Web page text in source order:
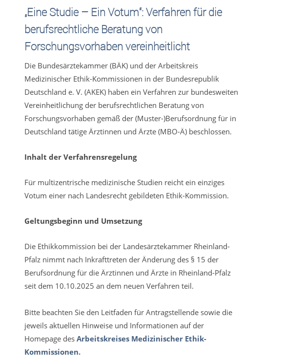
„Eine Studie – Ein Votum“: Verfahren für die
berufsrechtliche Beratung von
Forschungsvorhaben vereinheitlicht
Die Bundesärztekammer (BÄK) und der Arbeitskreis
Medizinischer Ethik-Kommissionen in der Bundesrepublik
Deutschland e. V. (AKEK) haben ein Verfahren zur bundesweiten
Vereinheitlichung der berufsrechtlichen Beratung von
Forschungsvorhaben gemäß der (Muster-)Berufsordnung für in
Deutschland tätige Ärztinnen und Ärzte (MBO-Ä) beschlossen.
Inhalt der Verfahrensregelung
Für multizentrische medizinische Studien reicht ein einziges
Votum einer nach Landesrecht gebildeten Ethik-Kommission.
Geltungsbeginn und Umsetzung
Die Ethikkommission bei der Landesärztekammer Rheinland-
Pfalz nimmt nach Inkrafttreten der Änderung des § 15 der
Berufsordnung für die Ärztinnen und Ärzte in Rheinland-Pfalz
seit dem 10.10.2025 an dem neuen Verfahren teil.
Bitte beachten Sie den Leitfaden für Antragstellende sowie die
jeweils aktuellen Hinweise und Informationen auf der
Homepage des Arbeitskreises Medizinischer Ethik-
Kommissionen.